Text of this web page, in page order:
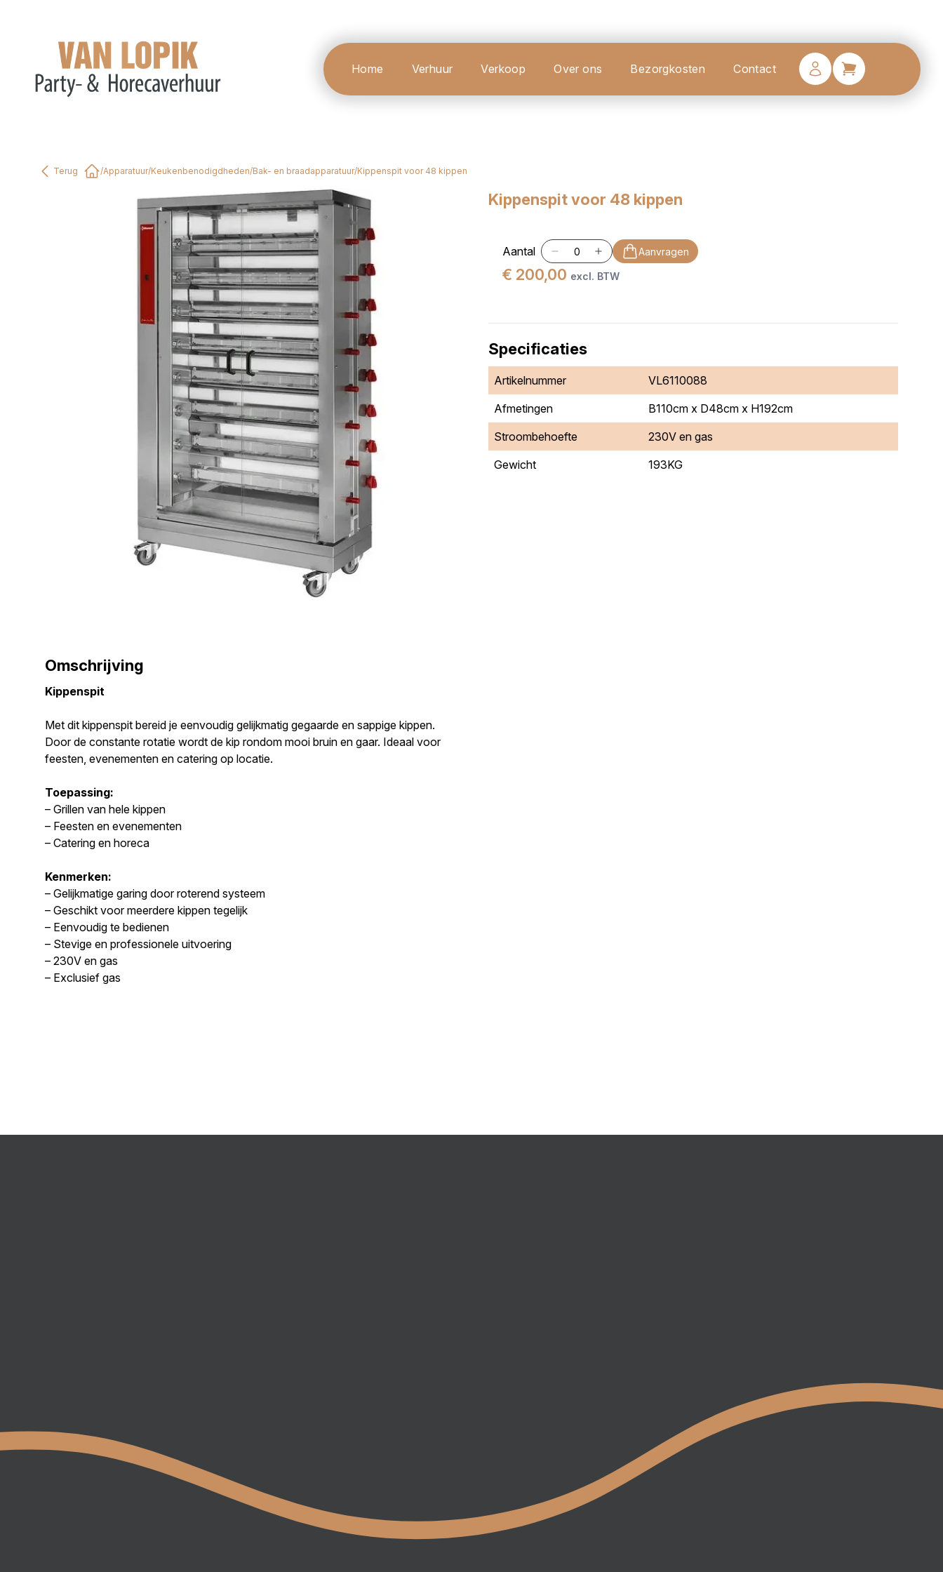
Home Verhuur Verkoop Over ons Bezorgkosten Contact
Terug
/Apparatuur/Keukenbenodigdheden/Bak- en braadapparatuur/Kippenspit voor 48 kippen
Omschrijving
Kippenspit
Met dit kippenspit bereid je eenvoudig gelijkmatig gegaarde en sappige kippen.
Door de constante rotatie wordt de kip rondom mooi bruin en gaar. Ideaal voor
feesten, evenementen en catering op locatie.
Toepassing:
– Grillen van hele kippen
– Feesten en evenementen
– Catering en horeca
Kenmerken:
– Gelijkmatige garing door roterend systeem
– Geschikt voor meerdere kippen tegelijk
– Eenvoudig te bedienen
– Stevige en professionele uitvoering
– 230V en gas
– Exclusief gas
Kippenspit voor 48 kippen
Aantal Aanvragen
€ 200,00 excl. BTW
Specificaties
Artikelnummer
VL6110088
Afmetingen
B110cm x D48cm x H192cm
Stroombehoefte
230V en gas
Gewicht
193KG